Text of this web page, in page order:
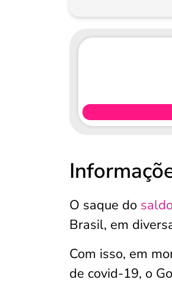
O saque do
Brasil, em
Com isso, em
de covid-19, o